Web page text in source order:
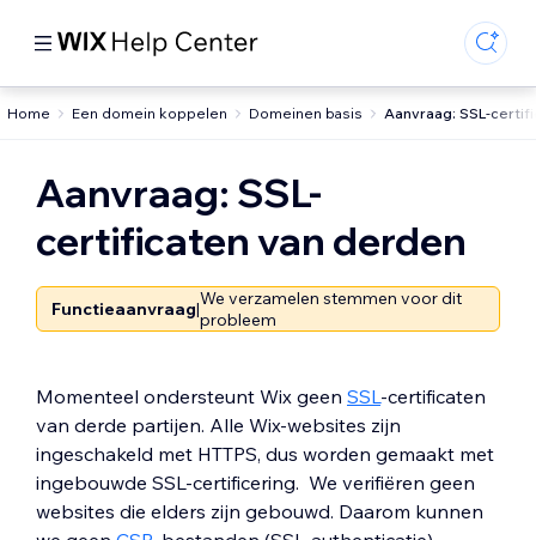
Home Een domein koppelen Domeinen basis Aanvraag: SSL-
Aanvraag: SSL-
certificaten van derden
Functieaanvraag|We verzamelen stemmen voor dit
probleem
Momenteel ondersteunt Wix geen SSL-certificaten
van derde partijen. Alle Wix-websites zijn
ingeschakeld met HTTPS, dus worden gemaakt met
ingebouwde SSL-certificering. We verifiëren geen
websites die elders zijn gebouwd. Daarom kunnen